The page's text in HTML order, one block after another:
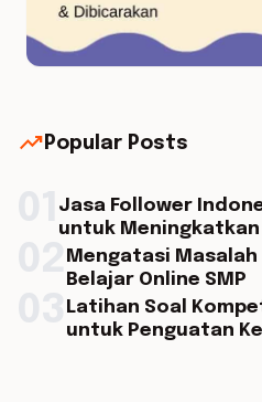
trending_up Popular Posts
Jasa Follower
untuk
Mengatasi
Belajar Online SMP
Latihan Soal
untuk Penguatan